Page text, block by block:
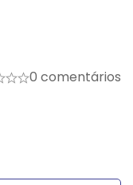
0 comentários